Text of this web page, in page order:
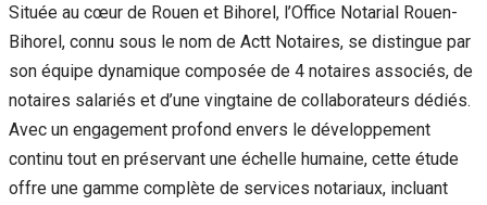
Située au cœur de Rouen et Bihorel, l’Office Notarial Rouen-
Bihorel, connu sous le nom de Actt Notaires, se distingue par
son équipe dynamique composée de 4 notaires associés, de
notaires salariés et d’une vingtaine de collaborateurs dédiés.
Avec un engagement profond envers le développement
continu tout en préservant une échelle humaine, cette étude
offre une gamme complète de services notariaux, incluant